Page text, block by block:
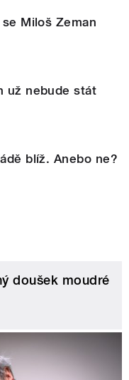
Miloš Zeman
už nebude stát
blíž. Anebo ne?
doušek moudré